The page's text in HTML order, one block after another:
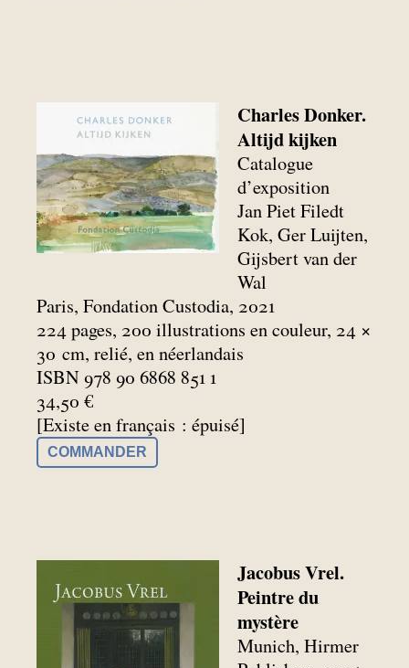
Charles Donker.
Altijd kijken
Catalogue
d’exposition
Jan Piet Filedt
Kok, Ger Luijten,
Gijsbert van der
Wal
Paris, Fondation Custodia, 2021
224 pages, 200 illustrations en couleur, 24 ×
30 cm, relié, en néerlandais
ISBN 978 90 6868 851 1
34,50 €
[Existe en français : épuisé]
COMMANDER
Jacobus Vrel.
Peintre du
mystère
Munich, Hirmer